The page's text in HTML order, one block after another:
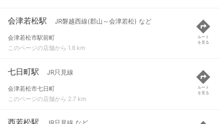
会津若松駅 JR磐越西線(郡山～会津若松) など
会津若松市駅前町
このページの店舗から 1.8 km
ルート
を見る
七日町駅 JR只見線
会津若松市七日町
このページの店舗から 2.7 km
ルート
を見る
西若松駅